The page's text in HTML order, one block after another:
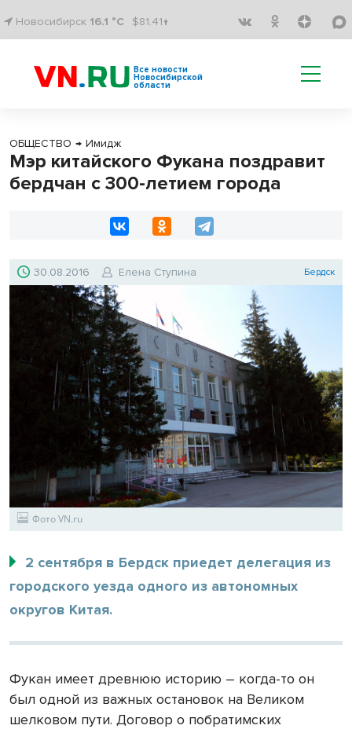
Новосибирск 16.1 °C $81.41↑
Все новости
Новосибирской
области
ОБЩЕСТВО → Имидж
Мэр китайского Фукана поздравит
бердчан с 300-летием города
30.08.2016 Елена Ступина Бердск
Фото VN.ru
2 сентября в Бердск приедет делегация из
городского уезда одного из автономных
округов Китая.
Фукан имеет древнюю историю – когда-то он
был одной из важных остановок на Великом
шелковом пути. Договор о побратимских